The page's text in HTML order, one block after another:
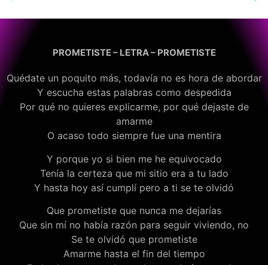
PROMETISTE – LETRA – PROMETISTE
Quédate un poquito más, todavía no es hora de abordar
Y escucha estas palabras como despedida
Por qué no quieres explicarme, por qué dejaste de
amarme
O acaso todo siempre fue una mentira
Y porque yo si bien me he equivocado
Tenía la certeza que mi sitio era a tu lado
Y hasta hoy así cumplí pero a ti se te olvidó
Que prometiste que nunca me dejarías
Que sin mí no había razón para seguir viviendo, no
Se te olvidó que prometiste
Amarme hasta el fin del tiempo